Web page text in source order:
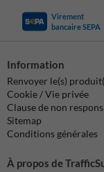
Virement
bancaire SEPA
Information
Renvoyer le(s)
Cookie / Vie privée
Clause de non
Sitemap
Conditions générales
À propos de